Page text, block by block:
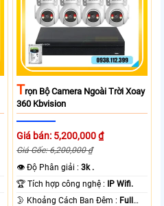
TRọn Bộ Camera Ngoài Trời Xoay
360 Kbvision
Giá bán: 5,200,000 ₫
Giá Gốc: 6,200,000 ₫
👁 Độ Phân giải :3k .
🏆 Tích hợp công nghệ : IP Wifi.
🌛 Khoảng Cách Ban Đêm : Full